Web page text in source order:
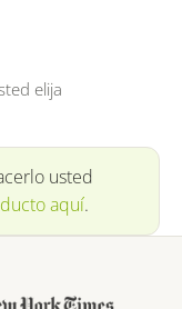
elija
usted
aquí.